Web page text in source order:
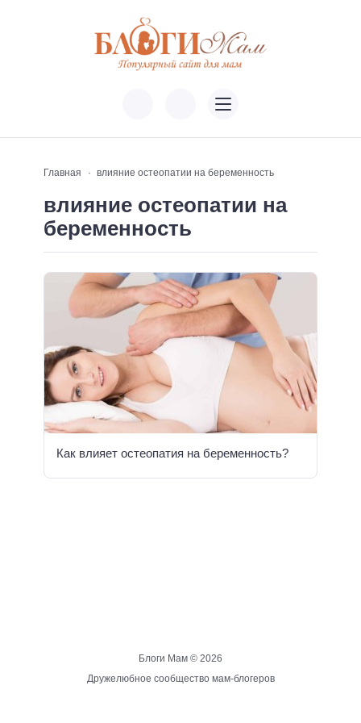
Главная влияние остеопатии на беременность
влияние остеопатии на
беременность
Как влияет остеопатия на беременность?
Блоги Мам © 2026
Дружелюбное сообщество мам-блогеров